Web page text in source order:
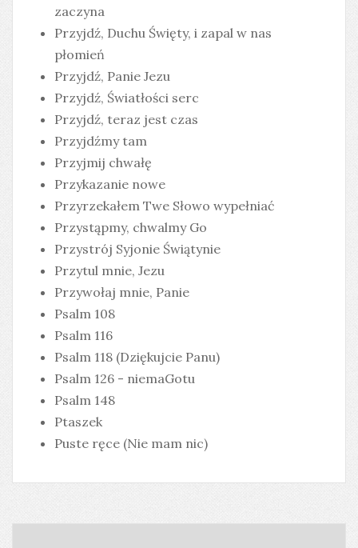
zaczyna
Przyjdź, Duchu Święty, i zapal w nas
płomień
Przyjdź, Panie Jezu
Przyjdź, Światłości serc
Przyjdź, teraz jest czas
Przyjdźmy tam
Przyjmij chwałę
Przykazanie nowe
Przyrzekałem Twe Słowo wypełniać
Przystąpmy, chwalmy Go
Przystrój Syjonie Świątynie
Przytul mnie, Jezu
Przywołaj mnie, Panie
Psalm 108
Psalm 116
Psalm 118 (Dziękujcie Panu)
Psalm 126 - niemaGotu
Psalm 148
Ptaszek
Puste ręce (Nie mam nic)